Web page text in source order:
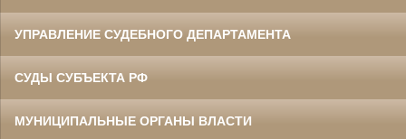
УПРАВЛЕНИЕ СУДЕБНОГО ДЕПАРТАМЕНТА
СУДЫ СУБЪЕКТА РФ
МУНИЦИПАЛЬНЫЕ ОРГАНЫ ВЛАСТИ